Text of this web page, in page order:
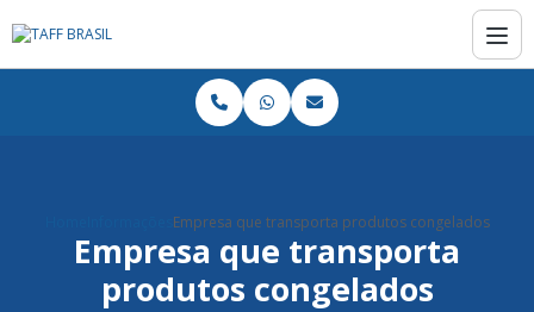
Empresa que transporta produtos congelados
Empresa que transporta
produtos congelados